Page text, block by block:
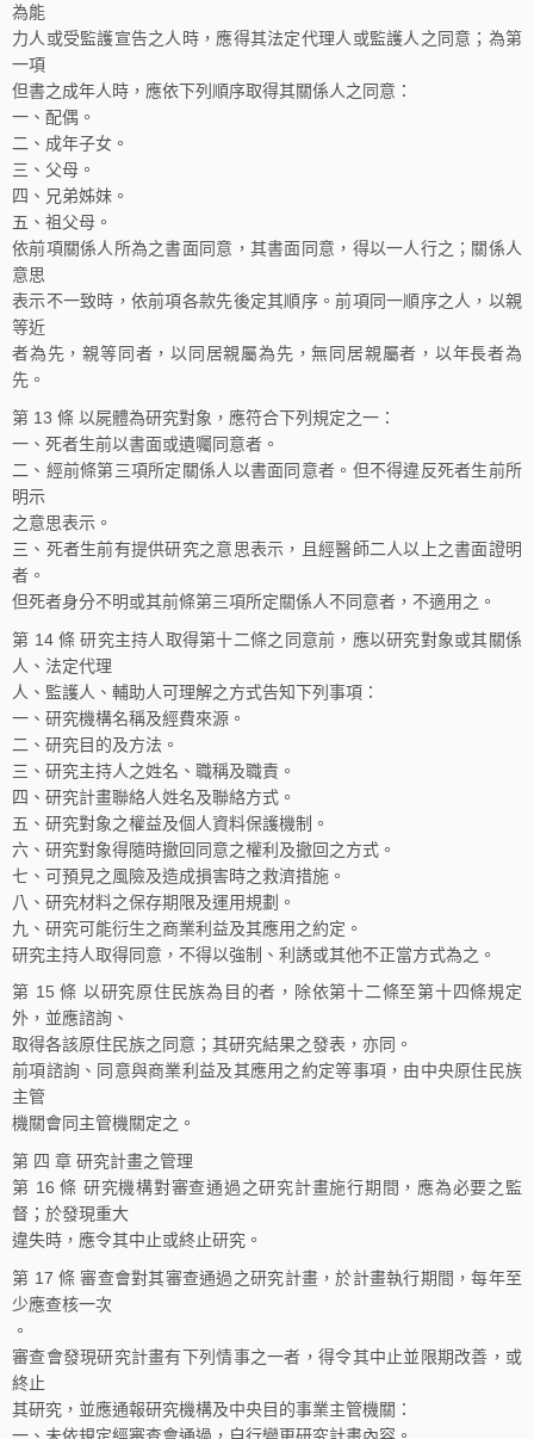
為能
力人或受監護宣告之人時，應得其法定代理人或監護人之同意；為第
一項
但書之成年人時，應依下列順序取得其關係人之同意：
一、配偶。
二、成年子女。
三、父母。
四、兄弟姊妹。
五、祖父母。
依前項關係人所為之書面同意，其書面同意，得以一人行之；關係人
意思
表示不一致時，依前項各款先後定其順序。前項同一順序之人，以親
等近
者為先，親等同者，以同居親屬為先，無同居親屬者，以年長者為
先。
第 13 條 以屍體為研究對象，應符合下列規定之一：
一、死者生前以書面或遺囑同意者。
二、經前條第三項所定關係人以書面同意者。但不得違反死者生前所
明示
之意思表示。
三、死者生前有提供研究之意思表示，且經醫師二人以上之書面證明
者。
但死者身分不明或其前條第三項所定關係人不同意者，不適用之。
第 14 條 研究主持人取得第十二條之同意前，應以研究對象或其關係
人、法定代理
人、監護人、輔助人可理解之方式告知下列事項：
一、研究機構名稱及經費來源。
二、研究目的及方法。
三、研究主持人之姓名、職稱及職責。
四、研究計畫聯絡人姓名及聯絡方式。
五、研究對象之權益及個人資料保護機制。
六、研究對象得隨時撤回同意之權利及撤回之方式。
七、可預見之風險及造成損害時之救濟措施。
八、研究材料之保存期限及運用規劃。
九、研究可能衍生之商業利益及其應用之約定。
研究主持人取得同意，不得以強制、利誘或其他不正當方式為之。
第 15 條 以研究原住民族為目的者，除依第十二條至第十四條規定
外，並應諮詢、
取得各該原住民族之同意；其研究結果之發表，亦同。
前項諮詢、同意與商業利益及其應用之約定等事項，由中央原住民族
主管
機關會同主管機關定之。
第 四 章 研究計畫之管理
第 16 條 研究機構對審查通過之研究計畫施行期間，應為必要之監
督；於發現重大
違失時，應令其中止或終止研究。
第 17 條 審查會對其審查通過之研究計畫，於計畫執行期間，每年至
少應查核一次
。
審查會發現研究計畫有下列情事之一者，得令其中止並限期改善，或
終止
其研究，並應通報研究機構及中央目的事業主管機關：